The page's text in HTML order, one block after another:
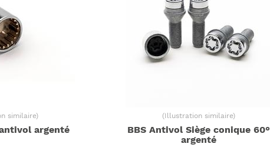
similaire)
argenté
(Illustration similaire)
BBS Antivol Siège conique 60°
argenté